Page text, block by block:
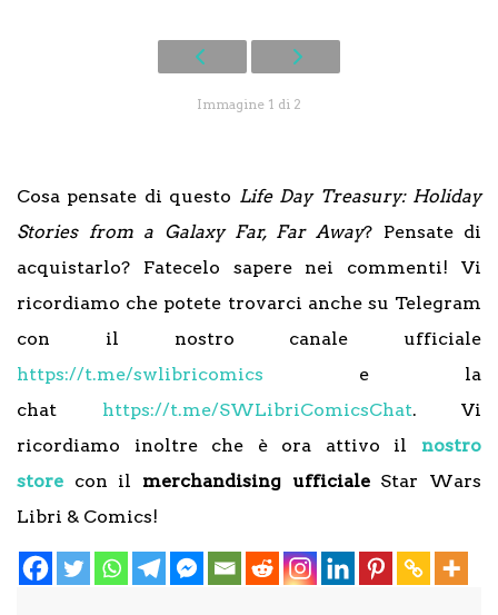
Immagine 1 di 2
Cosa pensate di questo Life Day Treasury: Holiday
Stories from a Galaxy Far, Far Away? Pensate di
acquistarlo? Fatecelo sapere nei commenti! Vi
ricordiamo che potete trovarci anche su Telegram
con il nostro canale ufficiale
https://t.me/swlibricomics e la
chat https://t.me/SWLibriComicsChat. Vi
ricordiamo inoltre che è ora attivo il nostro
store con il merchandising ufficialeStar Wars
Libri & Comics!